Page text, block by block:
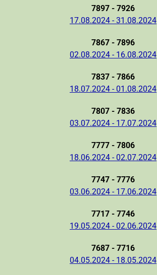
7897 - 7926
17.08.2024 - 31.08.2024
7867 - 7896
02.08.2024 - 16.08.2024
7837 - 7866
18.07.2024 - 01.08.2024
7807 - 7836
03.07.2024 - 17.07.2024
7777 - 7806
18.06.2024 - 02.07.2024
7747 - 7776
03.06.2024 - 17.06.2024
7717 - 7746
19.05.2024 - 02.06.2024
7687 - 7716
04.05.2024 - 18.05.2024